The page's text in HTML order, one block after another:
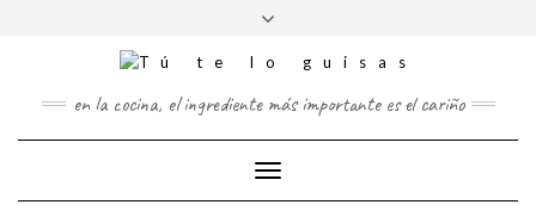
TWITTERPINTEREST
cabecera
en la cocina, el ingrediente más importante es el cariño
Cambiar
modo